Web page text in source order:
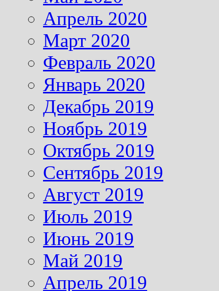
Апрель 2020
Март 2020
Февраль 2020
Январь 2020
Декабрь 2019
Ноябрь 2019
Октябрь 2019
Сентябрь 2019
Август 2019
Июль 2019
Июнь 2019
Май 2019
Апрель 2019